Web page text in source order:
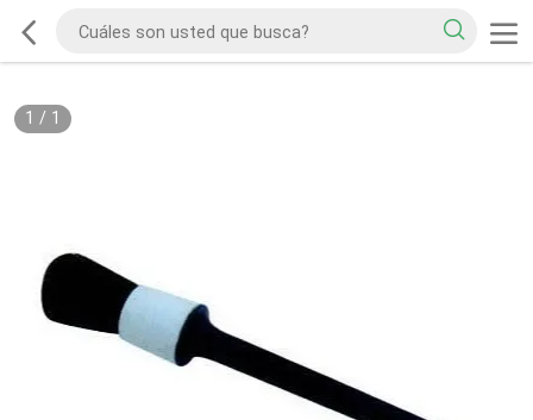
1 / 1